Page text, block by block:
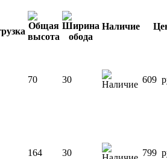
Наличие
70 30 609
164 30 799